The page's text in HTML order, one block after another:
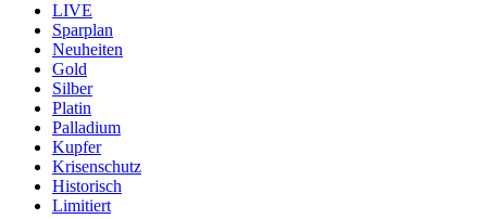
LIVE
Sparplan
Neuheiten
Gold
Silber
Platin
Palladium
Kupfer
Krisenschutz
Historisch
Limitiert